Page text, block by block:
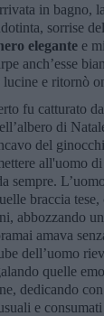
in bagno,
sorrise
elegante e
anch’esse
e ritornò
fu catturato
di
del
all'uomo
sempre.
braccia tese,
abbozzando
amava
dell’uomo
quelle
dedicando
e consumati